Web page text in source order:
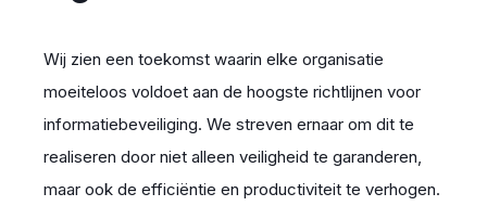
Wij zien een toekomst waarin elke organisatie
moeiteloos voldoet aan de hoogste richtlijnen voor
informatiebeveiliging. We streven ernaar om dit te
realiseren door niet alleen veiligheid te garanderen,
maar ook de efficiëntie en productiviteit te verhogen.